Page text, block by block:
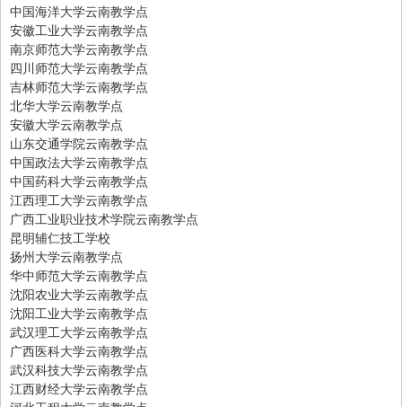
中国海洋大学云南教学点
安徽工业大学云南教学点
南京师范大学云南教学点
四川师范大学云南教学点
吉林师范大学云南教学点
北华大学云南教学点
安徽大学云南教学点
山东交通学院云南教学点
中国政法大学云南教学点
中国药科大学云南教学点
江西理工大学云南教学点
广西工业职业技术学院云南教学点
昆明辅仁技工学校
扬州大学云南教学点
华中师范大学云南教学点
沈阳农业大学云南教学点
沈阳工业大学云南教学点
武汉理工大学云南教学点
广西医科大学云南教学点
武汉科技大学云南教学点
江西财经大学云南教学点